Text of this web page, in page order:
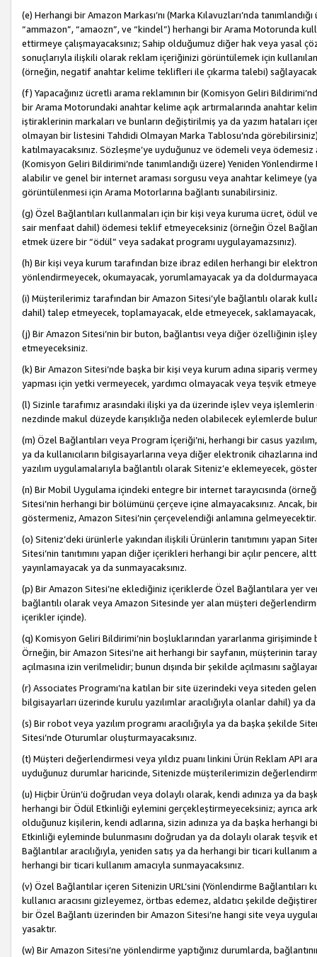
(e) Herhangi bir Amazon Markası’nı (Marka Kılavuzları’nda
“ammazon”, “amaozn”, ve “kindel”) herhangi bir Arama Motorunda
ettirmeye çalışmayacaksınız; Sahip olduğumuz diğer hak veya yasal
sonuçlarıyla ilişkili olarak reklam içeriğinizi görüntülemek için
(örneğin, negatif anahtar kelime teklifleri ile çıkarma talebi)
(f) Yapacağınız ücretli arama reklamının bir (Komisyon Geliri
bir Arama Motorundaki anahtar kelime açık artırmalarında anahtar
iştiraklerinin markaları ve bunların değiştirilmiş ya da yazım hataları
olmayan bir listesini Tahdidi Olmayan Marka Tablosu’nda
katılmayacaksınız. Sözleşme’ye uyduğunuz ve ödemeli veya
(Komisyon Geliri Bildirimi’nde tanımlandığı üzere) Yeniden
alabilir ve genel bir internet araması sorgusu veya anahtar kelimeye
görüntülenmesi için Arama Motorlarına bağlantı sunabilirsiniz.
(g) Özel Bağlantıları kullanmaları için bir kişi veya kuruma ücret, ödül
sair menfaat dahil) ödemesi teklif etmeyeceksiniz (örneğin Özel
etmek üzere bir “ödül” veya sadakat programı uygulayamazsınız).
(h) Bir kişi veya kurum tarafından bize ibraz edilen herhangi bir
yönlendirmeyecek, okumayacak, yorumlamayacak ya da
(i) Müşterilerimiz tarafından bir Amazon Sitesi’yle bağlantılı olarak
dahil) talep etmeyecek, toplamayacak, elde etmeyecek,
(j) Bir Amazon Sitesi’nin bir buton, bağlantısı veya diğer özelliğinin
etmeyeceksiniz.
(k) Bir Amazon Sitesi’nde başka bir kişi veya kurum adına sipariş
yapması için yetki vermeyecek, yardımcı olmayacak veya teşvik
(l) Sizinle tarafımız arasındaki ilişki ya da üzerinde işlev veya
nezdinde makul düzeyde karışıklığa neden olabilecek eylemlerde
(m) Özel Bağlantıları veya Program İçeriği’ni, herhangi bir casus
ya da kullanıcıların bilgisayarlarına veya diğer elektronik
yazılım uygulamalarıyla bağlantılı olarak Siteniz’e eklemeyecek,
(n) Bir Mobil Uygulama içindeki entegre bir internet tarayıcısında
Sitesi’nin herhangi bir bölümünü çerçeve içine almayacaksınız. Ancak,
göstermeniz, Amazon Sitesi’nin çerçevelendiği anlamına gelmeyecektir.
(o) Siteniz’deki ürünlerle yakından ilişkili Ürünlerin tanıtımını yapan
Sitesi’nin tanıtımını yapan diğer içerikleri herhangi bir açılır pencere,
yayınlamayacak ya da sunmayacaksınız.
(p) Bir Amazon Sitesi’ne eklediğiniz içeriklerde Özel Bağlantılara yer
bağlantılı olarak veya Amazon Sitesinde yer alan müşteri
içerikler içinde).
(q) Komisyon Geliri Bildirimi’nin boşluklarından yararlanma
Örneğin, bir Amazon Sitesi’ne ait herhangi bir sayfanın, müşterinin
açılmasına izin verilmelidir; bunun dışında bir şekilde açılmasını
(r) Associates Programı’na katılan bir site üzerindeki veya siteden
bilgisayarları üzerinde kurulu yazılımlar aracılığıyla olanlar dahil) ya
(s) Bir robot veya yazılım programı aracılığıyla ya da başka şekilde
Sitesi’nde Oturumlar oluşturmayacaksınız.
(t) Müşteri değerlendirmesi veya yıldız puanı linkini Ürün Reklam API
uyduğunuz durumlar haricinde, Sitenizde müşterilerimizin
(u) Hiçbir Ürün’ü doğrudan veya dolaylı olarak, kendi adınıza ya da
herhangi bir Ödül Etkinliği eylemini gerçekleştirmeyeceksiniz; ayrıca
olduğunuz kişilerin, kendi adlarına, sizin adınıza ya da başka herhangi
Etkinliği eyleminde bulunmasını doğrudan ya da dolaylı olarak teşvik
Bağlantılar aracılığıyla, yeniden satış ya da herhangi bir ticari
herhangi bir ticari kullanım amacıyla sunmayacaksınız.
(v) Özel Bağlantılar içeren Sitenizin URL’sini (Yönlendirme Bağlantıları
kullanıcı aracısını gizleyemez, örtbas edemez, aldatıcı şekilde
bir Özel Bağlantı üzerinden bir Amazon Sitesi’ne hangi site veya
yasaktır.
(w) Bir Amazon Sitesi’ne yönlendirme yaptığınız durumlarda,